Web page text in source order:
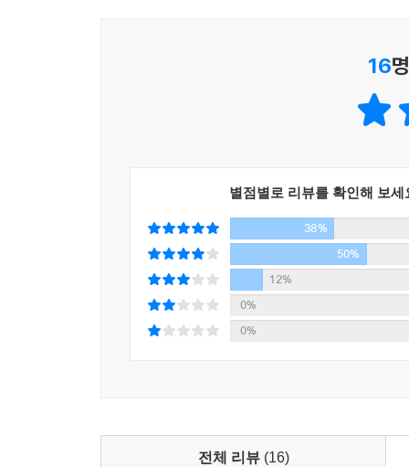
근사하다. 내가 첫번째 손님이 될래. 파씨가 말했다
뭐라고 했어? 입에 든 걸 삼키고 말해. 기린이 이마
파씨가 가고 싶대. 파씨가 그 레스토랑의 첫번째
나는 내 오른쪽 자리를 돌아보았다. 거기에 파씨는
어째서 자기를 파씨라고 불러.
거실을 꽉 채우고도 남는 간이풀장 속의 물놀이
나도 몰라. 실은 그 두 사람도 모르는 것 같아.
16
별점별로 리뷰를 확인해 보세
38%
50%
12%
0%
0%
전체 리뷰 (16)